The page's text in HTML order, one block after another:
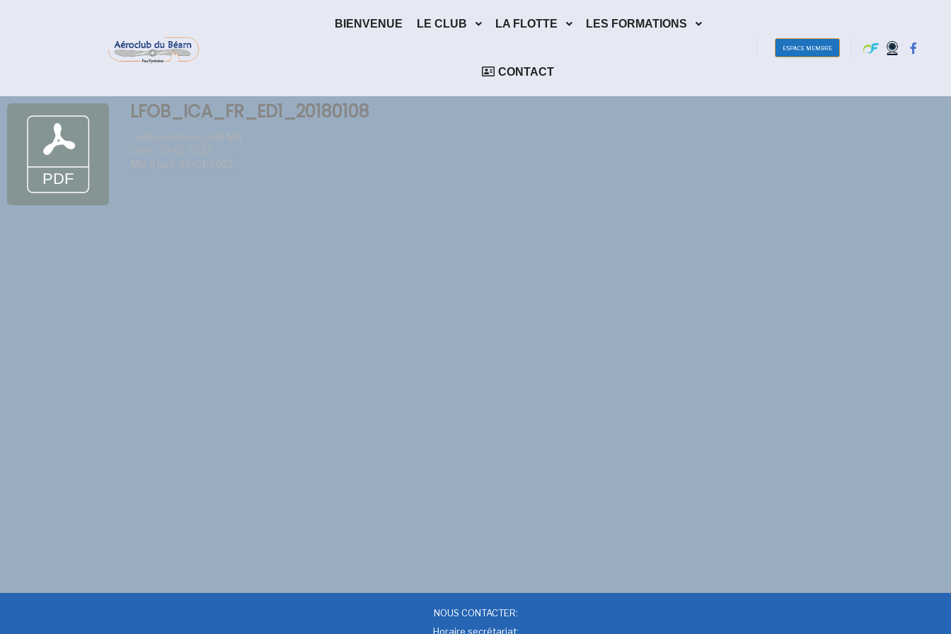
BIENVENUE LE CLUB LA FLOTTE LES FORMATIONS
CONTACT
ESPACE MEMBRE
LFOB_ICA_FR_ED1_20180108
Taille du fichier: 3.68 Mo
Créé: 29-01-2022
Mis à jour: 29-01-2022
NOUS CONTACTER:
Horaire secrétariat: